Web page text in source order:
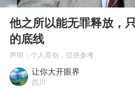
秋天的第
Play
他之所以能无罪释放，
的底线
声明：个人原创，仅供参考
让你大开眼界
四川